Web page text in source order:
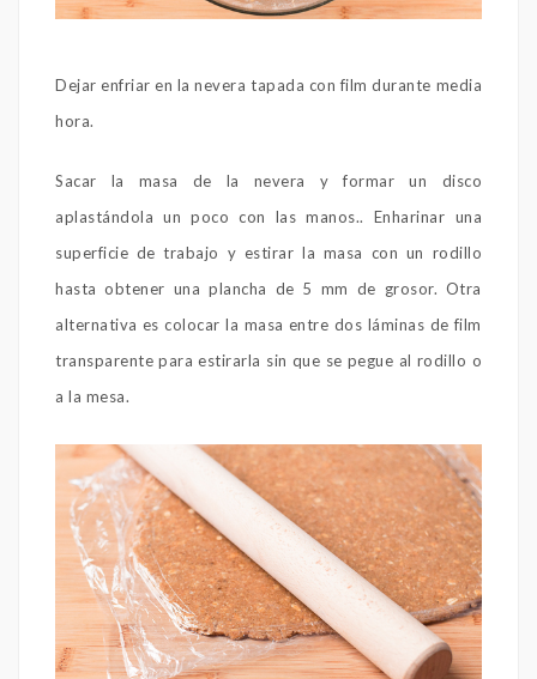
Dejar enfriar en la nevera tapada con film durante media
hora.
Sacar la masa de la nevera y formar un disco
aplastándola un poco con las manos.. Enharinar una
superficie de trabajo y estirar la masa con un rodillo
hasta obtener una plancha de 5 mm de grosor. Otra
alternativa es colocar la masa entre dos láminas de film
transparente para estirarla sin que se pegue al rodillo o
a la mesa.